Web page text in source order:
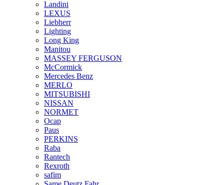
Landini
LEXUS
Liebherr
Lighting
Long King
Manitou
MASSEY FERGUSON
McCormick
Mercedes Benz
MERLO
MITSUBISHI
NISSAN
NORMET
Ocap
Paus
PERKINS
Raba
Rantech
Rexroth
safim